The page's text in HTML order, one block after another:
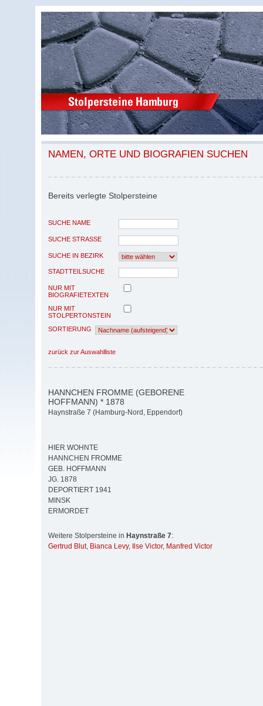
NAMEN, ORTE UND BIOGRAFIEN SUCHEN
Bereits verlegte Stolpersteine
SUCHE NAME
SUCHE STRASSE
SUCHE IN BEZIRK
STADTTEILSUCHE
NUR MIT
BIOGRAFIETEXTEN
NUR MIT
STOLPERTONSTEIN
SORTIERUNG
zurück zur Auswahlliste
HANNCHEN FROMME (GEBORENE
HOFFMANN) * 1878
Haynstraße 7 (Hamburg-Nord, Eppendorf)
HIER WOHNTE
HANNCHEN FROMME
GEB. HOFFMANN
JG. 1878
DEPORTIERT 1941
MINSK
ERMORDET
Weitere Stolpersteine in Haynstraße 7:
Gertrud Blut, Bianca Levy, Ilse Victor, Manfred Victor